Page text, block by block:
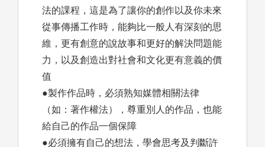
法的課程，這是為了讓你的創作以及你未來
從事傳播工作時，能夠比一般人有深刻的思
維，更有創意的說故事和更好的解決問題能
力，以及創造出對社會和文化更有意義的價
值
●製作作品時，必須熟知媒體相關法律
（如：著作權法），尊重別人的作品，也能
給自己的作品一個保障
●必須擁有自己的想法，學會思考及判斷許